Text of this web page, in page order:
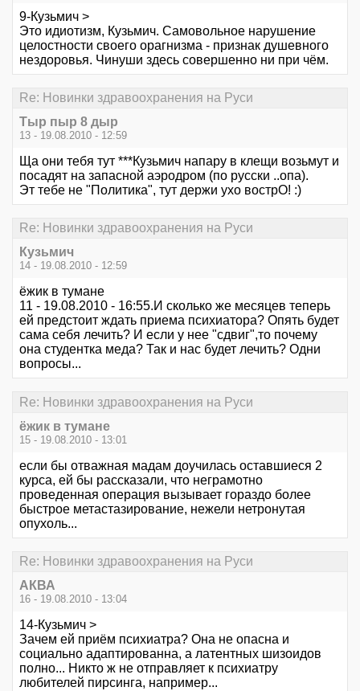
9-Кузьмич >
Это идиотизм, Кузьмич. Самовольное нарушение
целостности своего орагнизма - признак душевного
нездоровья. Чинуши здесь совершенно ни при чём.
Re: Новинки здравоохранения на Руси
Тыр пыр 8 дыр
13 - 19.08.2010 - 12:59
Ща они тебя тут ***Кузьмич напару в клещи возьмут и
посадят на запасной аэродром (по русски ..опа).
Эт тебе не "Политика", тут держи ухо вострО! :)
Re: Новинки здравоохранения на Руси
Кузьмич
14 - 19.08.2010 - 12:59
ёжик в тумане
11 - 19.08.2010 - 16:55.И сколько же месяцев теперь
ей предстоит ждать приема психиатора? Опять будет
сама себя лечить? И если у нее "сдвиг",то почему
она студентка меда? Так и нас будет лечить? Одни
вопросы...
Re: Новинки здравоохранения на Руси
ёжик в тумане
15 - 19.08.2010 - 13:01
если бы отважная мадам доучилась оставшиеся 2
курса, ей бы рассказали, что неграмотно
проведенная операция вызывает гораздо более
быстрое метастазирование, нежели нетронутая
опухоль...
Re: Новинки здравоохранения на Руси
АКВА
16 - 19.08.2010 - 13:04
14-Кузьмич >
Зачем ей приём психиатра? Она не опасна и
социально адаптированна, а латентных шизоидов
полно... Никто ж не отправляет к психиатру
любителей пирсинга, например...